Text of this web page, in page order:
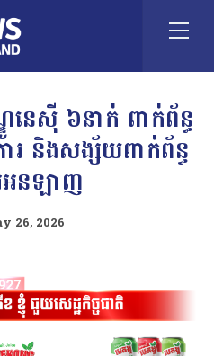
នេស៊ី ៦នាក់ ពាក់ព័ន្ធ
រ និងសង្ស័យពាក់ព័ន្ធ
អនឡាញ
26, 2026